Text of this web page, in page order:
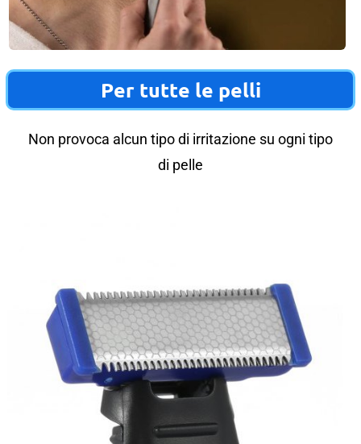
Per tutte le pelli
Non provoca alcun tipo di irritazione su ogni tipo
di pelle